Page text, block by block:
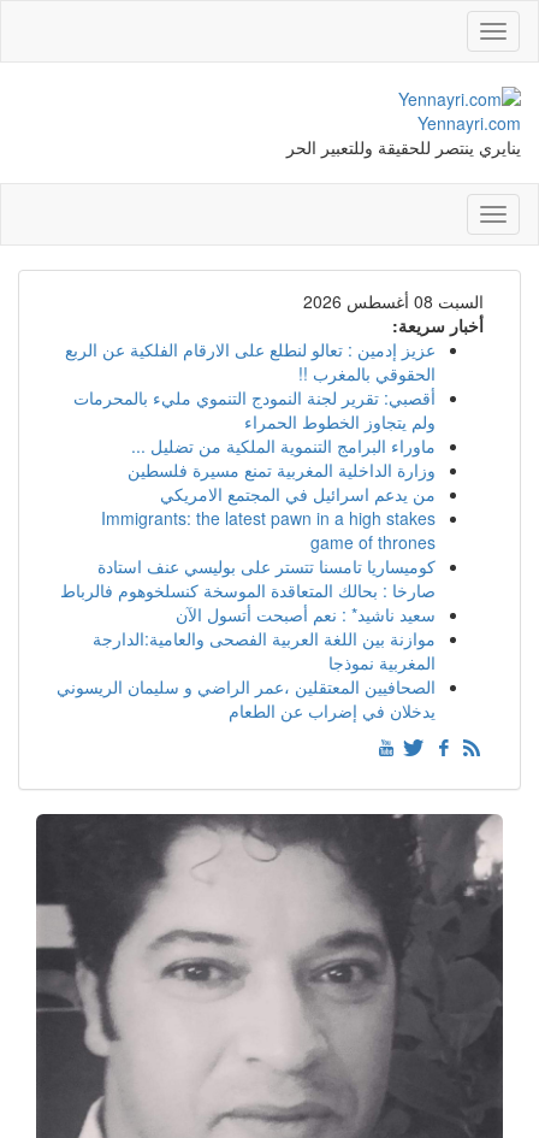
Toggle
navigation
Yennayri.com
ينايري ينتصر للحقيقة وللتعبير الحر
Toggle
navigation
السبت 08 أغسطس 2026
أخبار سريعة:
عزيز إدمين : تعالو لنطلع على الارقام الفلكية عن الربع
الحقوقي بالمغرب !!
أقصبي: تقرير لجنة النمودج التنموي مليء بالمحرمات
ولم يتجاوز الخطوط الحمراء
ماوراء البرامج التنموية الملكية من تضليل ...
وزارة الداخلية المغربية تمنع مسيرة فلسطين
من يدعم اسرائيل في المجتمع الامريكي
Immigrants: the latest pawn in a high stakes
game of thrones
كوميساريا تامسنا تتستر على بوليسي عنف استادة
صارخا : بحالك المتعاقدة الموسخة كنسلخوهوم فالرباط
سعيد ناشيد* : نعم أصبحت أتسول الآن
موازنة بين اللغة العربية الفصحى والعامية:الدارجة
المغربية نموذجا
الصحافيين المعتقلين ،عمر الراضي و سليمان الريسوني
يدخلان في إضراب عن الطعام